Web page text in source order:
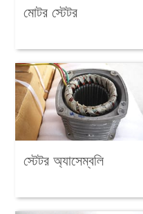
মোটর স্টেটর
স্টেটর অ্যাসেম্বলি